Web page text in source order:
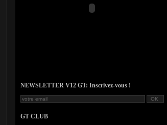
NEWSLETTER V12 GT: Inscrivez-vous !
GT CLUB